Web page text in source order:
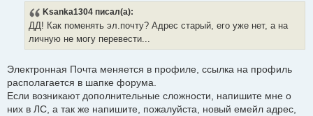
Ksanka1304 писал(а):
ДД! Как поменять эл.почту? Адрес старый, его уже нет, а на
личную не могу перевести...
Электронная Почта меняется в профиле, ссылка на профиль
располагается в шапке форума.
Если возникают дополнительные сложности, напишите мне о
них в ЛС, а так же напишите, пожалуйста, новый емейл адрес,